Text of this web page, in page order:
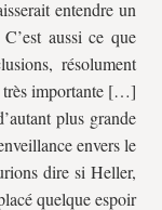
entendre un
aussi ce que
résolument
très importante […]
plus grande
envers le
dire si Heller,
quelque espoir